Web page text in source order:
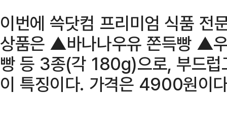
이번에 쓱닷컴 프리미엄 식품 전
상품은 ▲바나나우유 쫀득빵 ▲
빵 등 3종(각 180g)으로, 부드럽
이 특징이다. 가격은 4900원이